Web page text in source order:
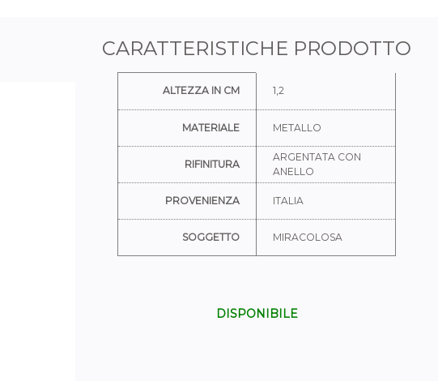
CARATTERISTICHE PRODOTTO
ALTEZZA IN CM 1,2
MATERIALE METALLO
RIFINITURA
ARGENTATA CON
ANELLO
PROVENIENZA ITALIA
SOGGETTO MIRACOLOSA
DISPONIBILE